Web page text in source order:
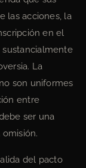
las acciones, la
en el
sustancialmente
La
son uniformes
entre
ser una
del pacto